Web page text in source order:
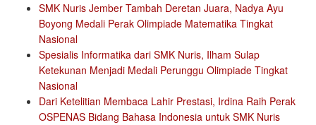
SMK Nuris Jember Tambah Deretan Juara, Nadya Ayu
Boyong Medali Perak Olimpiade Matematika Tingkat
Nasional
Spesialis Informatika dari SMK Nuris, Ilham Sulap
Ketekunan Menjadi Medali Perunggu Olimpiade Tingkat
Nasional
Dari Ketelitian Membaca Lahir Prestasi, Irdina Raih Perak
OSPENAS Bidang Bahasa Indonesia untuk SMK Nuris